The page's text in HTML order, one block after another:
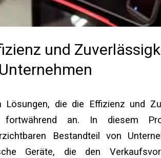
und
Unternehmen
Lösungen, die die Effizienz und
fortwährend an. In diesem
Bestandteil von
Geräte, die den